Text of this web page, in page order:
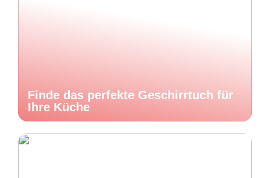
Finde das perfekte Geschirrtuch für
Ihre Küche